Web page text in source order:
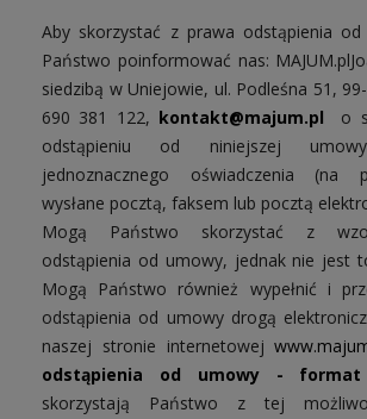
Aby skorzystać z prawa odstąpienia
Państwo poinformować nas: MAJUM.pl
siedzibą w Uniejowie, ul. Podleśna 51,
690 381 122, kontakt@majum.pl o
odstąpieniu od niniejszej
jednoznacznego oświadczenia (na
wysłane pocztą, faksem lub pocztą
Mogą Państwo skorzystać z
odstąpienia od umowy, jednak nie jest
Mogą Państwo również wypełnić i
odstąpienia od umowy drogą
naszej stronie internetowej
odstąpienia od umowy - format
skorzystają Państwo z tej